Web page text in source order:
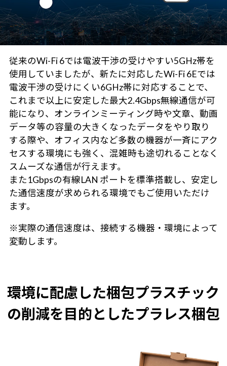
従来のWi-Fi 6では電波干渉の受けやすい5GHz帯を
使用していましたが、新たに対応したWi-Fi 6Eでは
電波干渉の受けにくい6GHz帯に対応することで、
これまで以上に安定した最大2.4Gbps無線通信が可
能になり、オンラインミーティング時や文章、動画
データ等の容量の大きくなったデータをやり取り
する際や、オフィス内など多数の機器が一斉にアク
セスする環境にも強く、混雑時も途切れることなく
スムーズな通信が行えます。
また1Gbpsの有線LAN ポートを標準搭載し、安定し
た通信速度が求められる環境でもご使用いただけ
ます。
※実際の通信速度は、接続する機器・環境によって
変動します。
環境に配慮した梱包プラスチック
の削減を目的としたプラレス梱包